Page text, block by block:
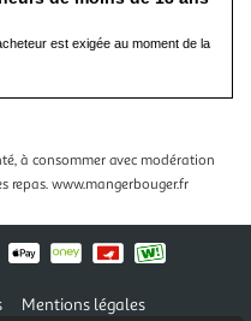
est exigée au moment de la
à consommer avec modération
repas. www.mangerbouger.fr
Mentions légales